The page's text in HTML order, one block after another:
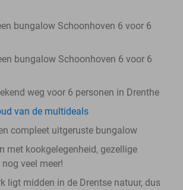
bungalow Schoonhoven 6 voor 6
bungalow Schoonhoven 6 voor 6
weg voor 6 personen in Drenthe
van de multideals
compleet uitgeruste bungalow
met kookgelegenheid, gezellige
veel meer!
ligt midden in de Drentse natuur, dus